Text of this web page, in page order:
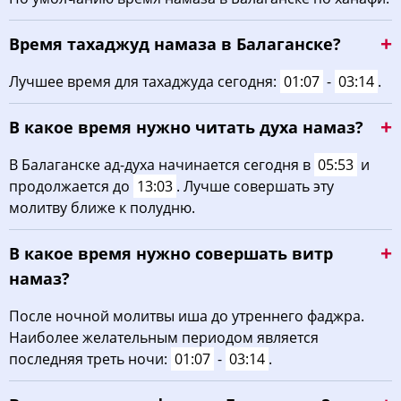
20:21 22:16
20:16 22:10
26, Ср 04:01 06:05 13:10 17:00 20:14
27, Чт 04:04 06:06 13:09 16:59 20:11 22:04
28, Пт
29, Сб 04:10 06:10 13:09 16:56 20:07 21:57
30, Вс 04:12 06:12 13:09 16:54
06:14 20:02
Время тахаджуд намаза в Балаганске?
Лучшее время для тахаджуда сегодня: 01:07 - 03:14 .
В какое время нужно читать духа намаз?
В Балаганске ад-духа начинается сегодня в 05:53 и
продолжается до 13:03 . Лучше совершать эту
молитву ближе к полудню.
В какое время нужно совершать витр
намаз?
После ночной молитвы иша до утреннего фаджра.
Наиболее желательным периодом является
последняя треть ночи: 01:07 - 03:14 .